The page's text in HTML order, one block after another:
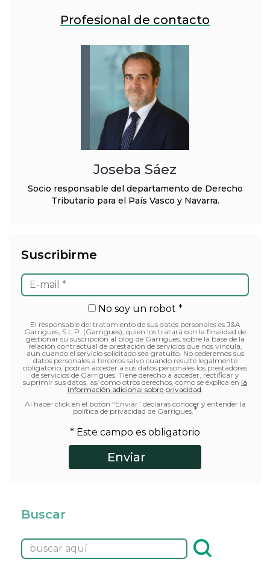
Profesional de contacto
Joseba Sáez
Socio responsable del departamento de Derecho
Tributario para el País Vasco y Navarra.
Suscribirme
No soy un robot *
El responsable del tratamiento de sus datos personales es J&A
Garrigues, S.L.P. (Garrigues), quien los tratará con la finalidad de
gestionar su suscripción al blog de Garrigues, sobre la base de la
relación contractual de prestación de servicios que nos vincula,
aun cuando el servicio solicitado sea gratuito. No cederemos sus
datos personales a terceros salvo cuando resulte legalmente
obligatorio, podrán acceder a sus datos personales los prestadores
de servicios de Garrigues. Tiene derecho a acceder, rectificar y
suprimir sus datos, así como otros derechos, como se explica en la
información adicional sobre privacidad
Al hacer click en el botón “Enviar” declaras conocer y entender la
política de privacidad de Garrigues. *
* Este campo es obligatorio
Buscar